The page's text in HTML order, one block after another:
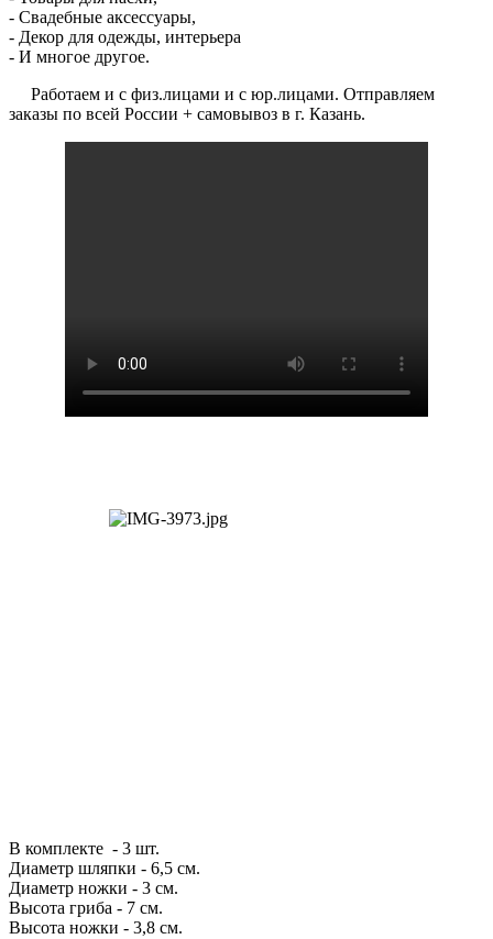
- Свадебные аксессуары,
- Декор для одежды, интерьера
- И многое другое.
Работаем и с физ.лицами и с юр.лицами. Отправляем
заказы по всей России + самовывоз в г. Казань.
В комплекте - 3 шт.
Диаметр шляпки - 6,5 см.
Диаметр ножки - 3 см.
Высота гриба - 7 см.
Высота ножки - 3,8 см.